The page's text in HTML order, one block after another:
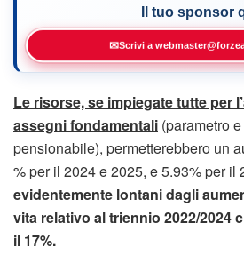
Il tuo sponsor
✉Scrivi a
Le risorse, se impiegate tutte per
assegni fondamentali (parametro
pensionabile), permetterebbero un
% per il 2024 e 2025, e 5.93% per il
evidentemente lontani dagli
vita relativo al triennio 2022/2024
il 17%.